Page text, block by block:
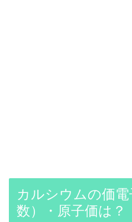
カルシウムの価
数）・原子価は？